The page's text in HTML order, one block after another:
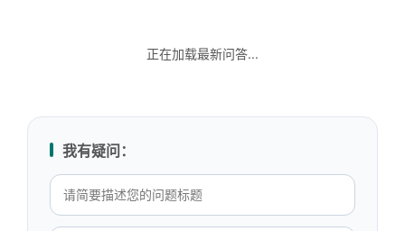
正在加载最新问答...
我有疑问：